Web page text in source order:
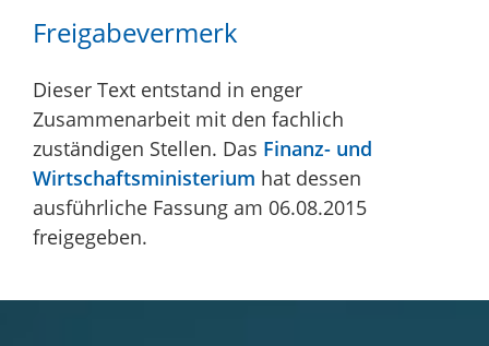
Freigabevermerk
Dieser Text entstand in enger
Zusammenarbeit mit den fachlich
zuständigen Stellen. Das Finanz- und
Wirtschaftsministerium hat dessen
ausführliche Fassung am 06.08.2015
freigegeben.